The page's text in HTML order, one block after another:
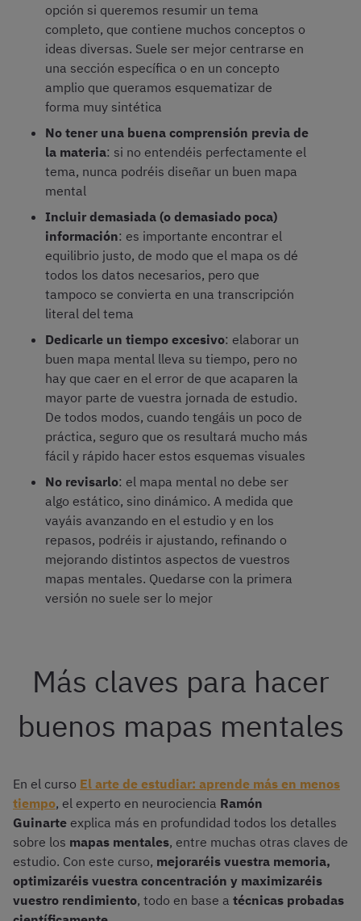
opción si queremos resumir un tema
completo, que contiene muchos conceptos o
ideas diversas. Suele ser mejor centrarse en
una sección específica o en un concepto
amplio que queramos esquematizar de
forma muy sintética
No tener una buena comprensión previa de
la materia: si no entendéis perfectamente el
tema, nunca podréis diseñar un buen mapa
mental
Incluir demasiada (o demasiado poca)
información: es importante encontrar el
equilibrio justo, de modo que el mapa os dé
todos los datos necesarios, pero que
tampoco se convierta en una transcripción
literal del tema
Dedicarle un tiempo excesivo: elaborar un
buen mapa mental lleva su tiempo, pero no
hay que caer en el error de que acaparen la
mayor parte de vuestra jornada de estudio.
De todos modos, cuando tengáis un poco de
práctica, seguro que os resultará mucho más
fácil y rápido hacer estos esquemas visuales
No revisarlo: el mapa mental no debe ser
algo estático, sino dinámico. A medida que
vayáis avanzando en el estudio y en los
repasos, podréis ir ajustando, refinando o
mejorando distintos aspectos de vuestros
mapas mentales. Quedarse con la primera
versión no suele ser lo mejor
Más claves para hacer
buenos mapas mentales
En el curso El arte de estudiar: aprende más en menos
tiempo, el experto en neurociencia Ramón
Guinarte explica más en profundidad todos los detalles
sobre los mapas mentales, entre muchas otras claves de
estudio. Con este curso, mejoraréis vuestra memoria,
optimizaréis vuestra concentración y maximizaréis
vuestro rendimiento, todo en base a técnicas probadas